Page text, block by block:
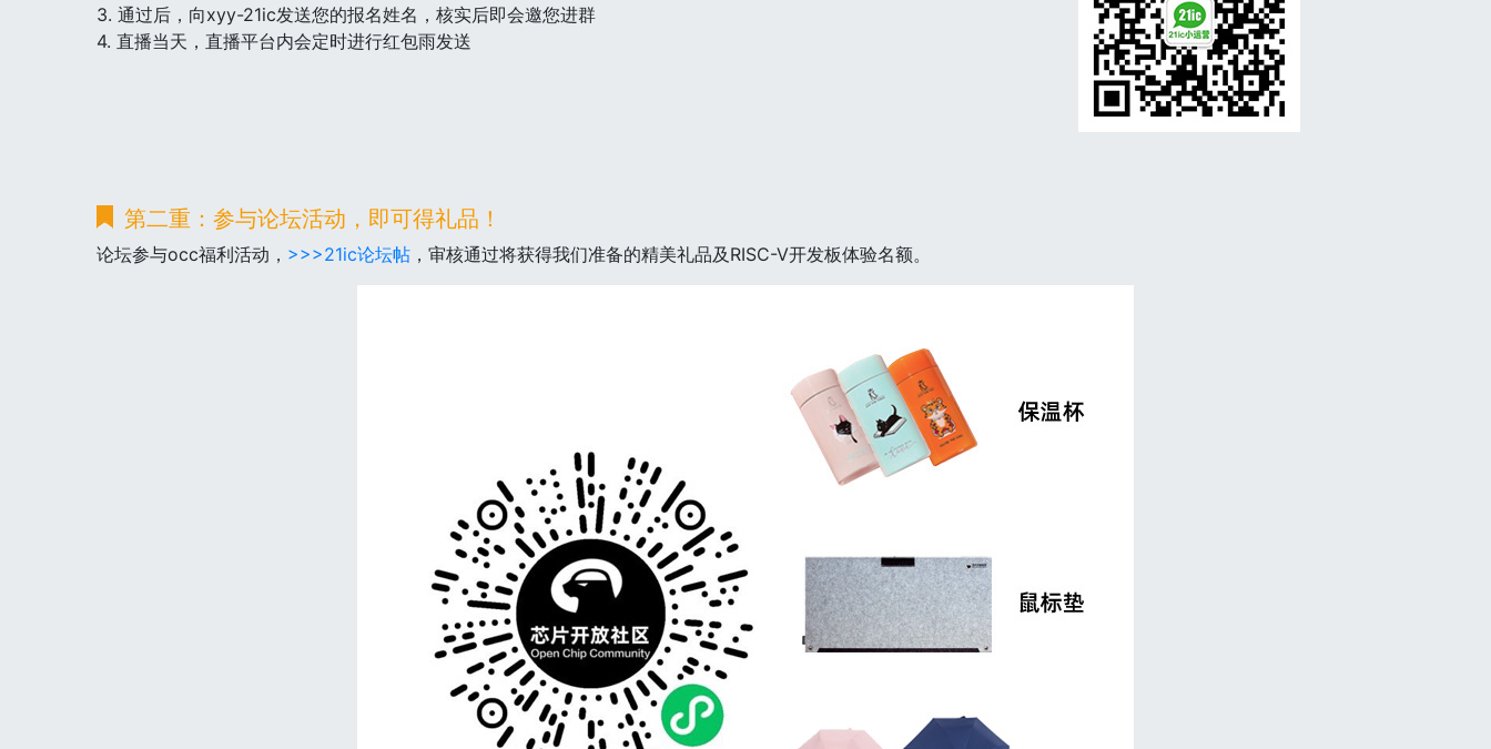
3. 通过后，向xyy-21ic发送您的报名姓名，核实后即会邀您进群
4. 直播当天，直播平台内会定时进行红包雨发送
第二重：参与论坛活动，即可得礼品！
论坛参与occ福利活动， >>>21ic论坛帖 ，审核通过将获得我们准备的精美礼品及RISC-V开发板体验名额。